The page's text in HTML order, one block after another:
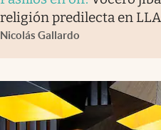
religión predilecta en LLA
Nicolás Gallardo